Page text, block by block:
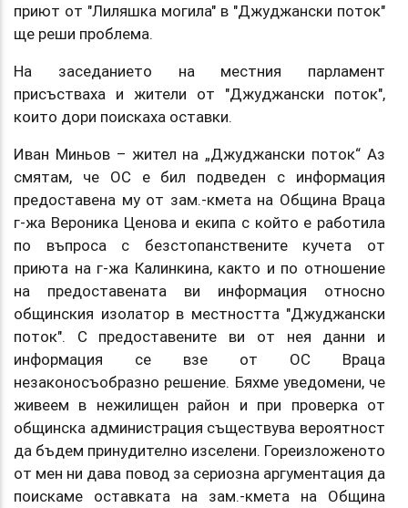
приют от "Лиляшка могила" в "Джуджански поток"
ще реши проблема.
На заседанието на местния парламент
присъстваха и жители от "Джуджански поток",
които дори поискаха оставки.
Иван Миньов – жител на „Джуджански поток“ Аз
смятам, че ОС е бил подведен с информация
предоставена му от зам.-кмета на Община Враца
г-жа Вероника Ценова и екипа с който е работила
по въпроса с безстопанствените кучета от
приюта на г-жа Калинкина, както и по отношение
на предоставената ви информация относно
общинския изолатор в местността "Джуджански
поток". С предоставените ви от нея данни и
информация се взе от ОС Враца
незаконосъобразно решение. Бяхме уведомени, че
живеем в нежилищен район и при проверка от
общинска администрация съществува вероятност
да бъдем принудително изселени. Гореизложеното
от мен ни дава повод за сериозна аргументация да
поискаме оставката на зам.-кмета на Община